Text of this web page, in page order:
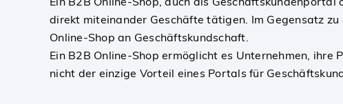
direkt miteinander Geschäfte tätigen. Im Gegensatz
Online-Shop an Geschäftskundschaft.
Ein B2B Online-Shop ermöglicht es Unternehmen,
nicht der einzige Vorteil eines Portals für